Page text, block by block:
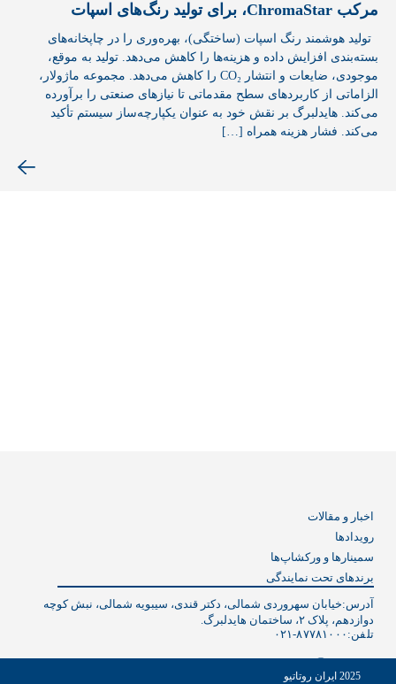
مرکب ChromaStar، برای تولید رنگ‌های اسپات
تولید هوشمند رنگ اسپات (ساختگی)، بهره‌وری را در چاپخانه‌های
بسته‌بندی افزایش داده و هزینه‌ها را کاهش می‌دهد. تولید به موقع،
موجودی، ضایعات و انتشار CO₂ را کاهش می‌دهد. مجموعه ماژولار،
الزاماتی از کاربردهای سطح مقدماتی تا نیازهای صنعتی را برآورده
می‌کند. هایدلبرگ بر نقش خود به عنوان یکپارچه‌ساز سیستم تأکید
می‌کند. فشار هزینه همراه […]
اخبار و مقالات
رویدادها
سمینارها و ورکشاپ‌ها
برندهای تحت نمایندگی
آدرس:خیابان سهروردی شمالی، دکتر قندی، سیبویه شمالی، نبش کوچه
دوازدهم، پلاک ۲، ساختمان هایدلبرگ.
تلفن: ۰۲۱-۸۷۷۸۱۰۰۰
2025 ایران روتاتیو